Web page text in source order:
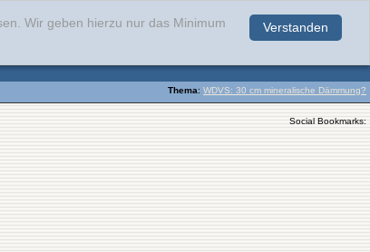
Verstanden
Wir geben hierzu nur das Minimum
Thema: WDVS: 30 cm mineralische Dämmung?
Social Bookmarks: